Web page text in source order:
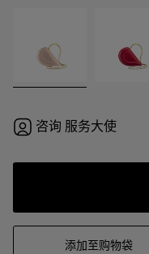
咨询 服务大使
添加至购物袋